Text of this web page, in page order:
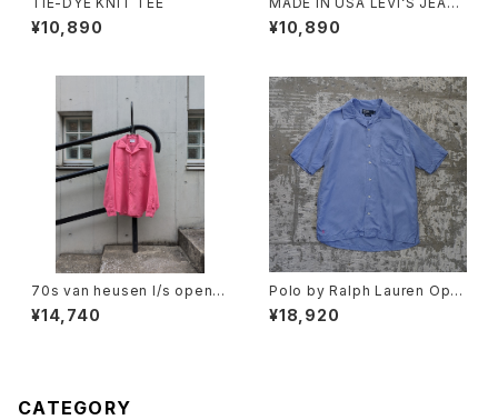
¥10,890
S TEE
¥10,890
70s van heusen l/s open c
ollar shirt
¥14,740
Polo by Ralph Lauren Ope
n Collar Shirt "CALDWELL"
¥18,920
CATEGORY